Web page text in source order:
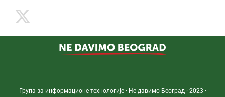
Група за информационе технологије · Не давимо Београд · 2023 ·